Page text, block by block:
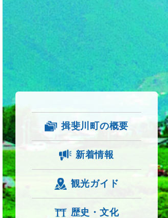
揖斐川町の概要
新着情報
観光ガイド
歴史・文化